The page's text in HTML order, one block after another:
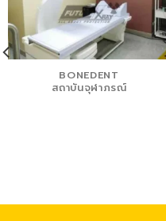
BONEDENT
สถาบันจุฬาภรณ์